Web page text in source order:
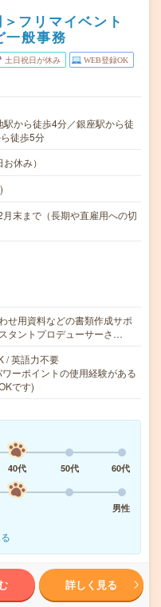
フリマイベント
一般事務
土日祝日が休み WEB登録OK
から徒歩4分／銀座駅から徒
徒歩5分
休み）
末まで（長期や直雇用への切
せ用資料などの書類作成サポ
タントプロデューサーさ…
/ 英語力不要
ーポイントの使用経験がある
です)
40代 50代
60代
男性
詳しく見る